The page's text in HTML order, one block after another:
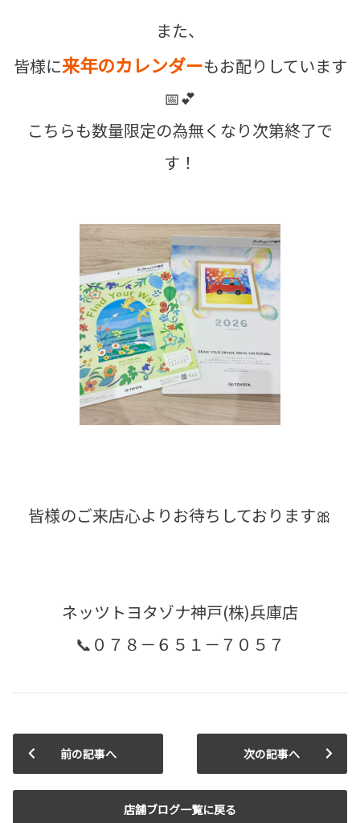
また、
皆様に来年のカレンダーもお配りしています
📅💕
こちらも数量限定の為無くなり次第終了で
す！
皆様のご来店心よりお待ちしております🎀
ネッツトヨタゾナ神戸(株)兵庫店
📞０７８－６５１－７０５７
前の記事へ
店舗ブログ一覧に戻る
次の記事へ